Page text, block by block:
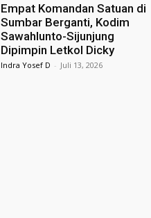
Empat Komandan Satuan di
Sumbar Berganti, Kodim
Sawahlunto-Sijunjung
Dipimpin Letkol Dicky
Indra Yosef D - Juli 13, 2026